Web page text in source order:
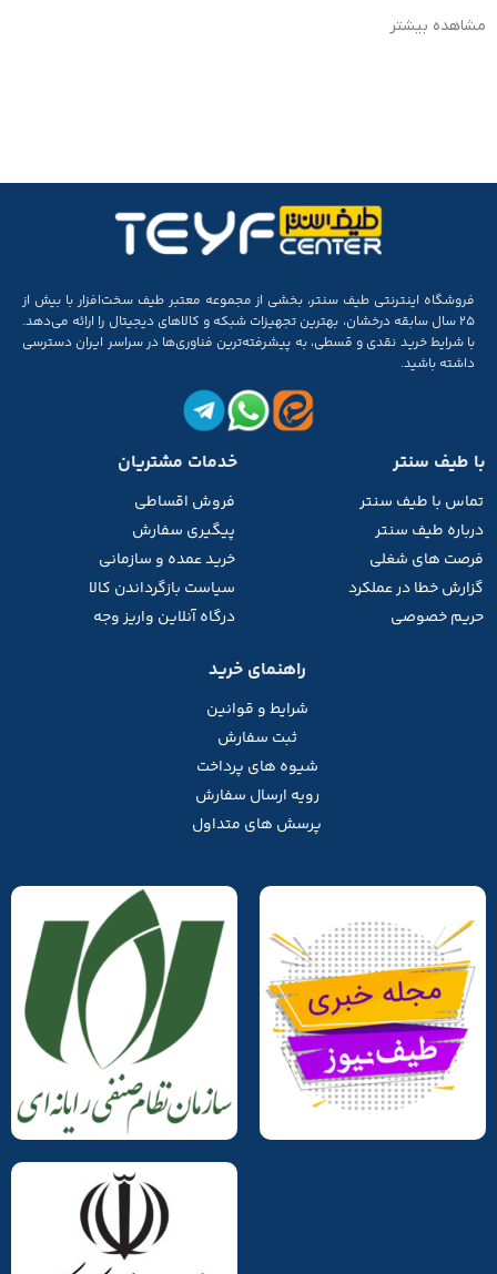
مشاهده بیشتر
فروشگاه اینترنتی طیف سنتر، بخشی از مجموعه‌ معتبر طیف سخت‌افزار با بیش از
۲۵ سال سابقه‌ درخشان، بهترین تجهیزات شبکه و کالاهای دیجیتال را ارائه می‌دهد.
با شرایط خرید نقدی و قسطی، به پیشرفته‌ترین فناوری‌ها در سراسر ایران دسترسی
داشته باشید.
با طیف سنتر
تماس با طیف سنتر
درباره طیف سنتر
فرصت های شغلی
گزارش خطا در عملکرد
حریم خصوصی
خدمات مشتریان
فروش اقساطی
پیگیری سفارش
خرید عمده و سازمانی
سیاست بازگرداندن کالا
درگاه آنلاین واریز وجه
راهنمای خرید
شرایط و قوانین
ثبت سفارش
شیوه های پرداخت
رویه ارسال سفارش
پرسش های متداول